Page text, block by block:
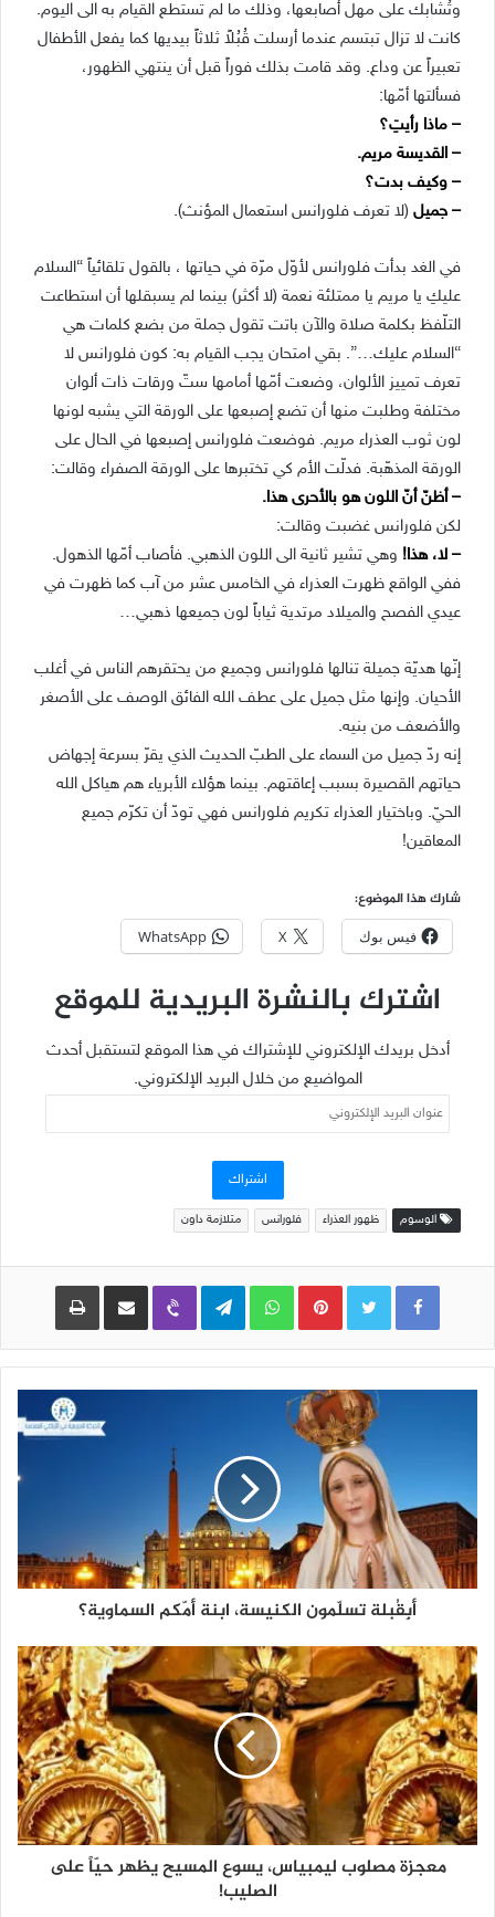
وتُشابك على مهل أصابعها، وذلك ما لم تستطع القيام به الى اليوم.
كانت لا تزال تبتسم عندما أرسلت قُبُلاً ثلاثاً بيديها كما يفعل الأطفال
تعبيراً عن وداع. وقد قامت بذلك فوراً قبل أن ينتهي الظهور،
فسألتها أمّها:
– ماذا رأيتِ؟
– القديسة مريم.
– وكيف بدت؟
– جميل (لا تعرف فلورانس استعمال المؤنث).
في الغد بدأت فلورانس لأوّل مرّة في حياتها ، بالقول تلقائياً “السلام
عليكِ يا مريم يا ممتلئة نعمة (لا أكثر) بينما لم يسبقلها أن استطاعت
التلّفظ بكلمة صلاة والآن باتت تقول جملة من بضع كلمات هي
“السلام عليك…”. بقي امتحان يجب القيام به: كون فلورانس لا
تعرف تمييز الألوان، وضعت أمّها أمامها ستّ ورقات ذات ألوان
مختلفة وطلبت منها أن تضع إصبعها على الورقة التي يشبه لونها
لون ثوب العذراء مريم. فوضعت فلورانس إصبعها في الحال على
الورقة المذهّبة. فدلّت الأم كي تختبرها على الورقة الصفراء وقالت:
– أظنّ أنّ اللون هو بالأحرى هذا.
لكن فلورانس غضبت وقالت:
– لا، هذا! وهي تشير ثانية الى اللون الذهبي. فأصاب أمّها الذهول.
ففي الواقع ظهرت العذراء في الخامس عشر من آب كما ظهرت في
عيدي الفصح والميلاد مرتدية ثياباً لون جميعها ذهبي…
إنّها هديّة جميلة تنالها فلورانس وجميع من يحتقرهم الناس في أغلب
الأحيان. وإنها مثل جميل على عطف الله الفائق الوصف على الأصغر
والأضعف من بنيه.
إنه ردّ جميل من السماء على الطبّ الحديث الذي يقرّ بسرعة إجهاض
حياتهم القصيرة بسبب إعاقتهم. بينما هؤلاء الأبرياء هم هياكل الله
الحيّ. وباختيار العذراء تكريم فلورانس فهي تودّ أن تكرّم جميع
المعاقين!
شارك هذا الموضوع:
فيس بوك X
WhatsApp
اشترك بالنشرة البريدية للموقع
أدخل بريدك الإلكتروني للإشتراك في هذا الموقع لتستقبل أحدث
المواضيع من خلال البريد الإلكتروني.
عنوان
البريد
اشتراك
الوسوم ظهور العذراء فلورانس متلازمة داون
Pinterest
WhatsApp
Telegram
Viber مشاركة عبر البريد طباعة
أبِقُبلة تسلّمون الكنيسة، ابنة أمّكم السماوية؟
معجزة مصلوب ليمبياس، يسوع المسيح يظهر حيّاً على
الصليب!